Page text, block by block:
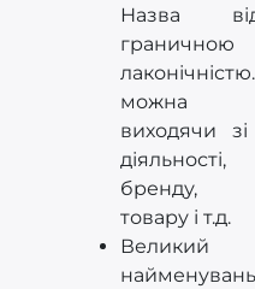
Назва
граничною
можна
виходячи
бренду,
товару і т.д.